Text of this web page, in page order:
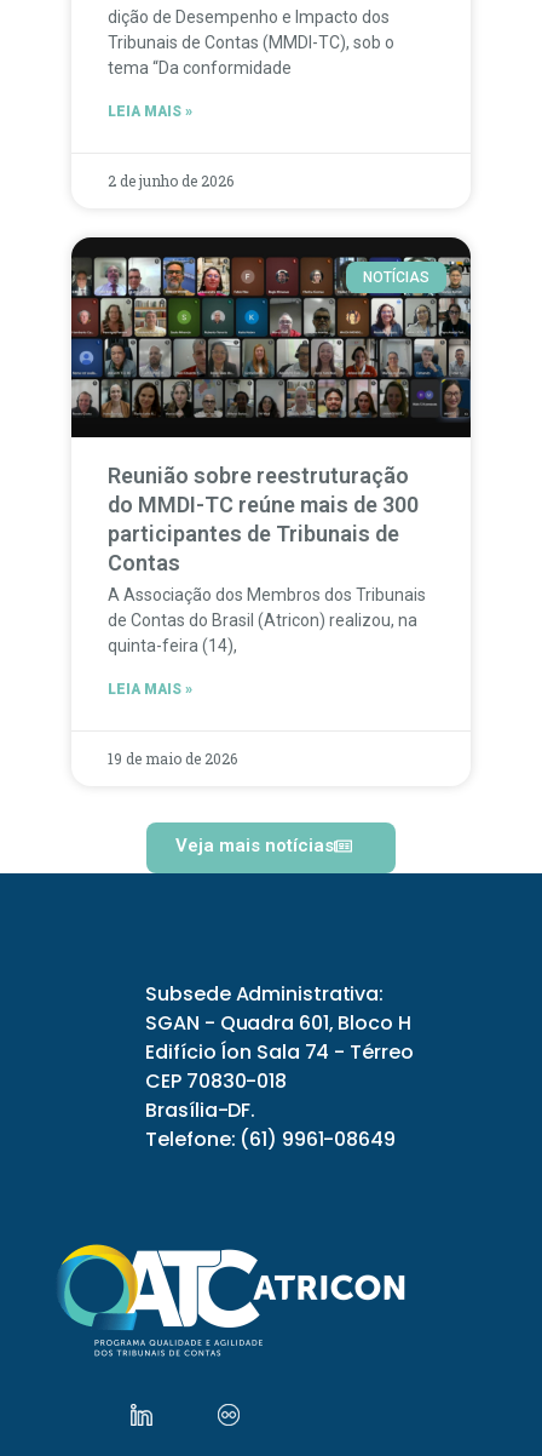
dição de Desempenho e Impacto dos
Tribunais de Contas (MMDI-TC), sob o
tema “Da conformidade
LEIA MAIS »
2 de junho de 2026
NOTÍCIAS
Reunião sobre reestruturação
do MMDI-TC reúne mais de 300
participantes de Tribunais de
Contas
A Associação dos Membros dos Tribunais
de Contas do Brasil (Atricon) realizou, na
quinta-feira (14),
LEIA MAIS »
19 de maio de 2026
Veja mais notícias
Subsede Administrativa:
SGAN - Quadra 601, Bloco H
Edifício Íon Sala 74 - Térreo
CEP 70830-018
Brasília-DF.
Telefone: (61) 9961-08649